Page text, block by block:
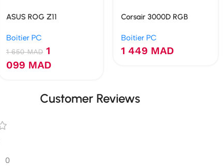
ASUS ROG Z11
Boitier PC
1 650MAD 1
099 MAD
Corsair 3000D RGB
Boitier PC
1 449 MAD
Customer Reviews
0